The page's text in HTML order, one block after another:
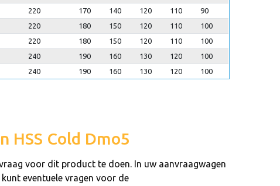
220 170 140 120 110
90
220 180 150 120 110
100
220 180 150 120 110
100
240 190 160 130 120
100
240 190 160 130 120 100
HSS Cold Dmo5
voor dit product te doen. In uw aanvraagwagen
eventuele vragen voor de